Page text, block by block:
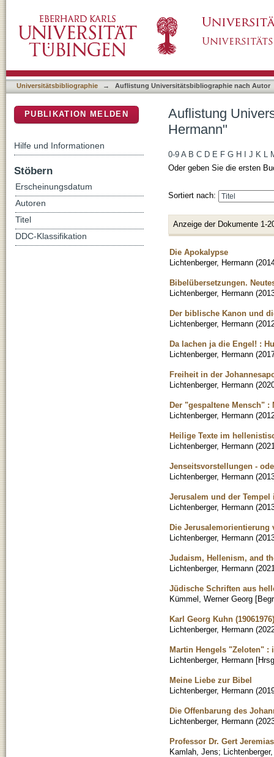
Universitätsbibliographie → Auflistung Universitätsbibliographie nach Autor
Auflistung
Hermann"
0-9 A B C D E F G H J K L
Oder geben Sie die ersten
Sortiert nach:
Anzeige der Dokumente 1-
Die Apokalypse
Lichtenberger, Hermann (
Bibelübersetzungen.
Lichtenberger, Hermann (
Der biblische Kanon und
Lichtenberger, Hermann (
Da lachen ja die Engel! :
Lichtenberger, Hermann (
Freiheit in der
Lichtenberger, Hermann (
Der "gespaltene Mensch"
Lichtenberger, Hermann (
Heilige Texte im
Lichtenberger, Hermann (
Jenseitsvorstellungen -
Lichtenberger, Hermann (
Jerusalem und der Tempel
Lichtenberger, Hermann (
Die Jerusalemorientierung
Lichtenberger, Hermann (
Judaism, Hellenism, and
Lichtenberger, Hermann (
Jüdische Schriften aus
Kümmel, Werner Georg
Karl Georg Kuhn
Lichtenberger, Hermann (
Martin Hengels "Zeloten" :
Lichtenberger, Hermann
Meine Liebe zur Bibel
Lichtenberger, Hermann (
Die Offenbarung des
Lichtenberger, Hermann (
Professor Dr. Gert
Kamlah, Jens;
PUBLIKATION MELDEN
Hilfe und Informationen
Stöbern
Erscheinungsdatum
Autoren
Titel
DDC-Klassifikation